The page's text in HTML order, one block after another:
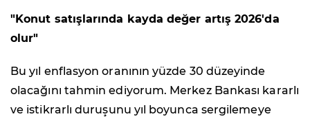
"Konut satışlarında kayda değer artış 2026'da
olur"
Bu yıl enflasyon oranının yüzde 30 düzeyinde
olacağını tahmin ediyorum. Merkez Bankası kararlı
ve istikrarlı duruşunu yıl boyunca sergilemeye